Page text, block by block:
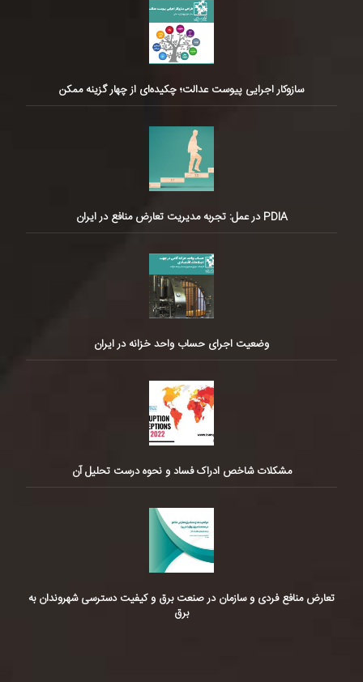
سازوکار اجرایی پیوست عدالت؛ چکیده‌ای از چهار گزینه ممکن
PDIA در عمل: تجربه مدیریت تعارض منافع در ایران
وضعیت اجرای حساب واحد خزانه در ایران
مشکلات شاخص ادراک فساد و نحوه درست تحلیل آن
تعارض منافع فردی و سازمان در صنعت برق و کیفیت دسترسی شهروندان به
برق